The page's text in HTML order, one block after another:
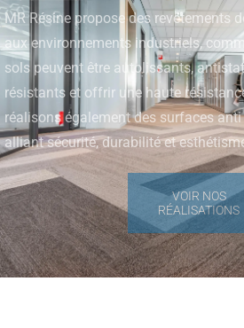
MR Résine propose des revêtements
aux environnements industriels,
sols peuvent être autolissants,
résistants et offrir une haute
réalisons également des surfaces
alliant sécurité, durabilité et
VOIR NOS
RÉALISATIONS